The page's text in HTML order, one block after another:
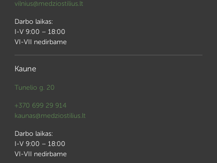
vilnius@medziostilius.lt
Darbo laikas:
I-V 9:00 – 18:00
VI-VII nedirbame
Kaune
Tunelio g. 20
+370 699 29 914
kaunas@medziostilius.lt
Darbo laikas:
I-V 9:00 – 18:00
VI-VII nedirbame